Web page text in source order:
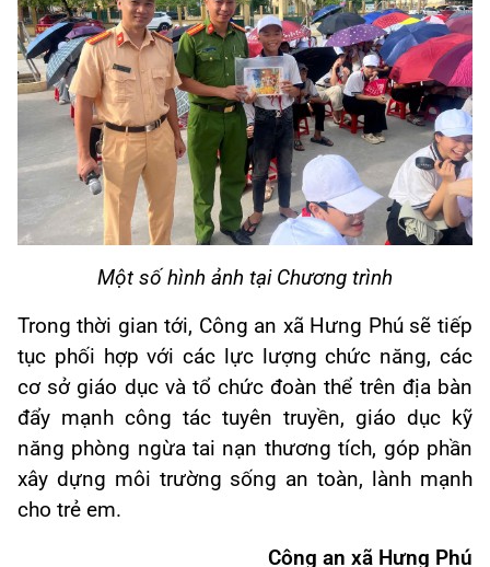
Một số hình ảnh tại Chương trình
Trong thời gian tới, Công an xã Hưng Phú sẽ tiếp
tục phối hợp với các lực lượng chức năng, các
cơ sở giáo dục và tổ chức đoàn thể trên địa bàn
đẩy mạnh công tác tuyên truyền, giáo dục kỹ
năng phòng ngừa tai nạn thương tích, góp phần
xây dựng môi trường sống an toàn, lành mạnh
cho trẻ em.
Công an xã Hưng Phú